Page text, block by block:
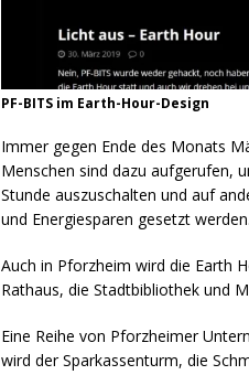
PF-BITS im Earth-Hour-Design
Immer gegen Ende des Monats
Menschen sind dazu aufgerufen,
Stunde auszuschalten und auf
und Energiesparen gesetzt werden.
Auch in Pforzheim wird die Earth
Rathaus, die Stadtbibliothek und
Eine Reihe von Pforzheimer
wird der Sparkassenturm, die